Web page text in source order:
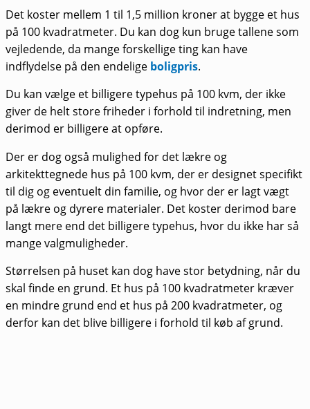
Det koster mellem 1 til 1,5 million kroner at bygge et hus
på 100 kvadratmeter. Du kan dog kun bruge tallene som
vejledende, da mange forskellige ting kan have
indflydelse på den endelige boligpris.
Du kan vælge et billigere typehus på 100 kvm, der ikke
giver de helt store friheder i forhold til indretning, men
derimod er billigere at opføre.
Der er dog også mulighed for det lækre og
arkitekttegnede hus på 100 kvm, der er designet specifikt
til dig og eventuelt din familie, og hvor der er lagt vægt
på lækre og dyrere materialer. Det koster derimod bare
langt mere end det billigere typehus, hvor du ikke har så
mange valgmuligheder.
Størrelsen på huset kan dog have stor betydning, når du
skal finde en grund. Et hus på 100 kvadratmeter kræver
en mindre grund end et hus på 200 kvadratmeter, og
derfor kan det blive billigere i forhold til køb af grund.